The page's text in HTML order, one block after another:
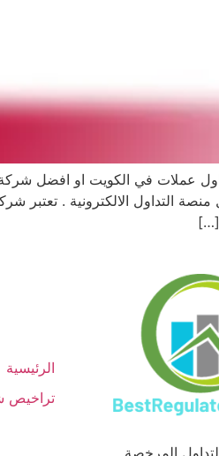
عملات في الكويت او افضل
[…]
الرئيسية
تراخيص